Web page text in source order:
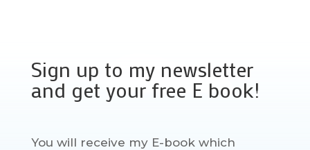
Sign up to my newsletter
and get your free E book!
You will receive my E-book which